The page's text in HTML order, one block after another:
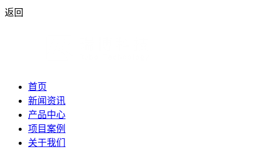
返回
首页
新闻资讯
产品中心
项目案例
关于我们